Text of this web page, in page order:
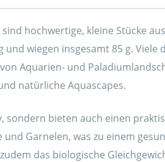
hochwertige, kleine Stücke
wiegen insgesamt 85 g. Viele
Aquarien- und
natürliche Aquascapes.
bieten auch einen
Garnelen, was zu einem
das biologische